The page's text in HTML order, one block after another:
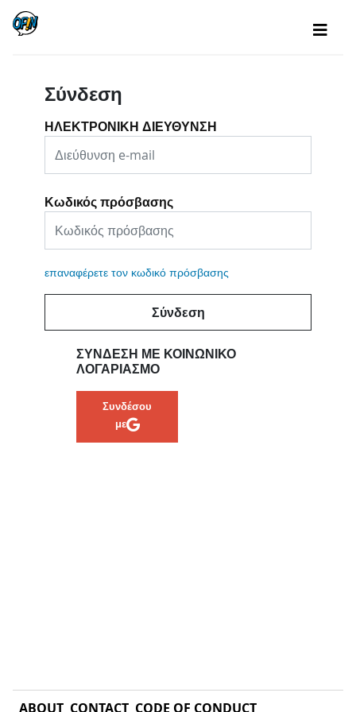
Σύνδεση
ΗΛΕΚΤΡΟΝΙΚΗ ΔΙΕΥΘΥΝΣΗ
Κωδικός πρόσβασης
επαναφέρετε τον κωδικό πρόσβασης
Σύνδεση
ΣΎΝΔΕΣΗ ΜΕ ΚΟΙΝΩΝΙΚΌ
ΛΟΓΑΡΙΑΣΜΌ
Συνδέσου
με
ABOUT CONTACT CODE OF CONDUCT